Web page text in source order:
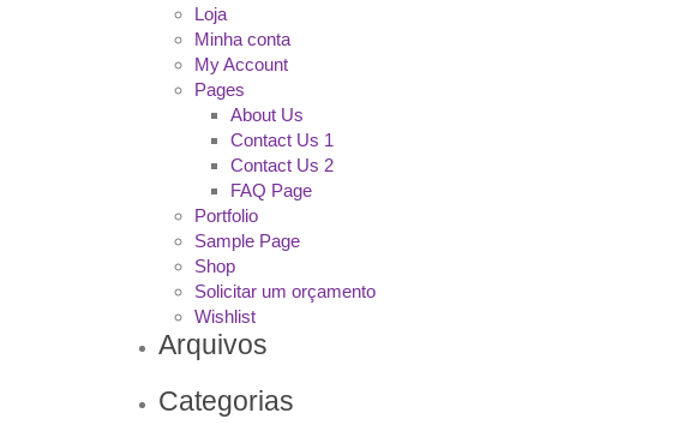
Loja
Minha conta
My Account
Pages
About Us
Contact Us 1
Contact Us 2
FAQ Page
Portfolio
Sample Page
Shop
Solicitar um orçamento
Wishlist
Arquivos
Categorias